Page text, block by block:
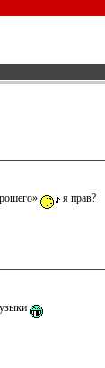
я прав?